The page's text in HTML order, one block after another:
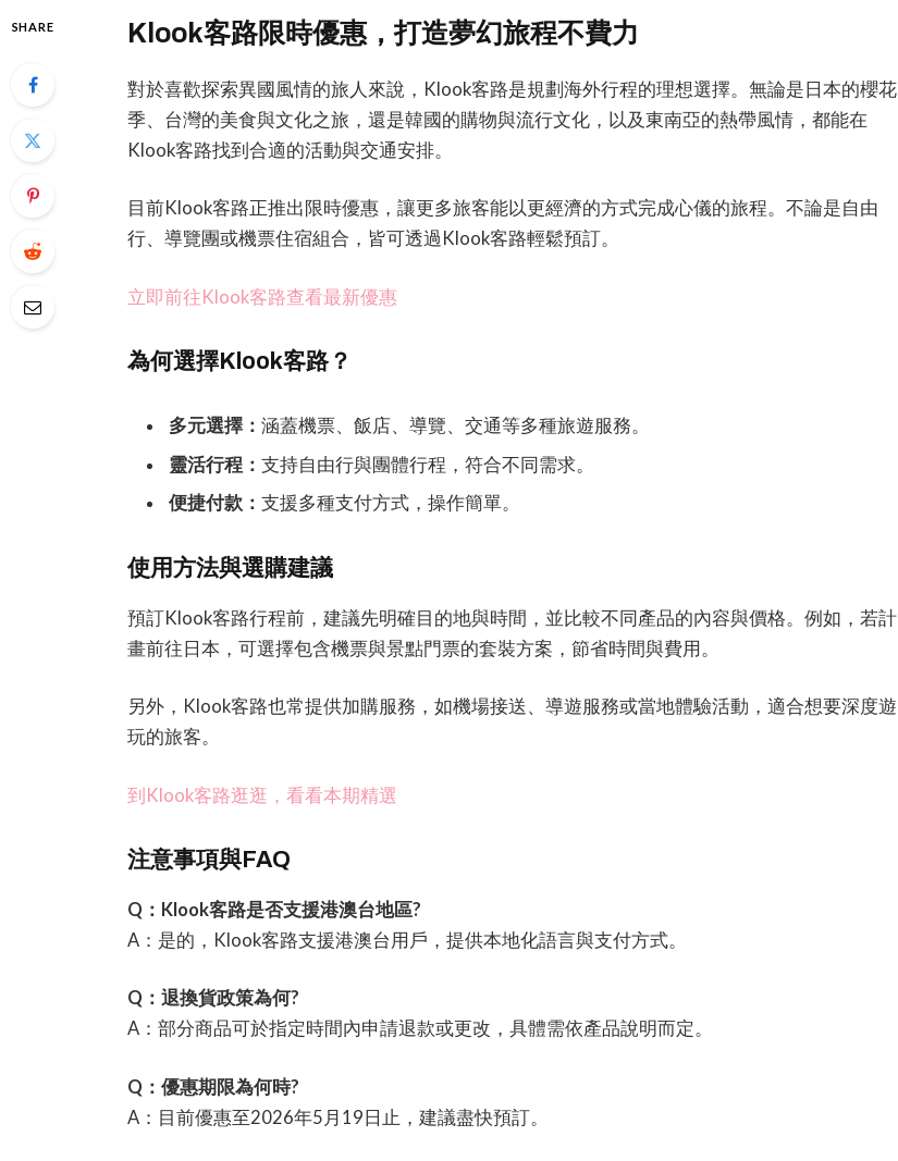
SHARE Klook客路限時優惠，打造夢幻旅程不費力
對於喜歡探索異國風情的旅人來說，Klook客路是規劃海外行程的理想選擇。無論是日本的櫻花
季、台灣的美食與文化之旅，還是韓國的購物與流行文化，以及東南亞的熱帶風情，都能在
Klook客路找到合適的活動與交通安排。
目前Klook客路正推出限時優惠，讓更多旅客能以更經濟的方式完成心儀的旅程。不論是自由
行、導覽團或機票住宿組合，皆可透過Klook客路輕鬆預訂。
立即前往Klook客路查看最新優惠
為何選擇Klook客路？
多元選擇：涵蓋機票、飯店、導覽、交通等多種旅遊服務。
靈活行程：支持自由行與團體行程，符合不同需求。
便捷付款：支援多種支付方式，操作簡單。
使用方法與選購建議
預訂Klook客路行程前，建議先明確目的地與時間，並比較不同產品的內容與價格。例如，若計
畫前往日本，可選擇包含機票與景點門票的套裝方案，節省時間與費用。
另外，Klook客路也常提供加購服務，如機場接送、導遊服務或當地體驗活動，適合想要深度遊
玩的旅客。
到Klook客路逛逛，看看本期精選
注意事項與FAQ
Q：Klook客路是否支援港澳台地區?
A：是的，Klook客路支援港澳台用戶，提供本地化語言與支付方式。
Q：退換貨政策為何?
A：部分商品可於指定時間內申請退款或更改，具體需依產品說明而定。
Q：優惠期限為何時?
A：目前優惠至2026年5月19日止，建議盡快預訂。